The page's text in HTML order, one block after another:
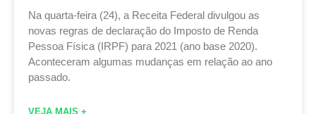
Na quarta-feira (24), a Receita Federal divulgou as
novas regras de declaração do Imposto de Renda
Pessoa Física (IRPF) para 2021 (ano base 2020).
Aconteceram algumas mudanças em relação ao ano
passado.
VEJA MAIS +